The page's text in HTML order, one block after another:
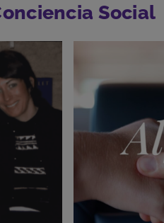
Social